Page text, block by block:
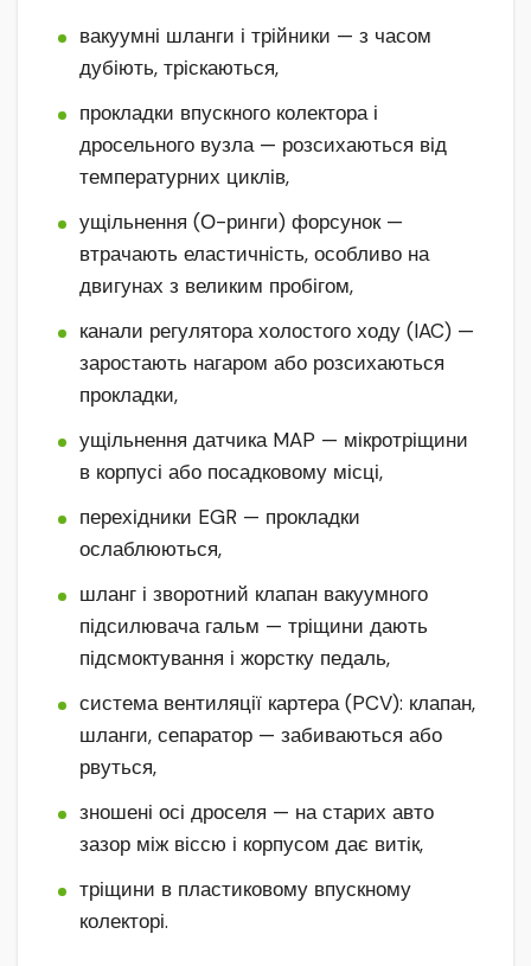
вакуумні шланги і трійники — з часом
дубіють, тріскаються,
прокладки впускного колектора і
дросельного вузла — розсихаються від
температурних циклів,
ущільнення (О-ринги) форсунок —
втрачають еластичність, особливо на
двигунах з великим пробігом,
канали регулятора холостого ходу (IAC) —
заростають нагаром або розсихаються
прокладки,
ущільнення датчика MAP — мікротріщини
в корпусі або посадковому місці,
перехідники EGR — прокладки
ослаблюються,
шланг і зворотний клапан вакуумного
підсилювача гальм — тріщини дають
підсмоктування і жорстку педаль,
система вентиляції картера (PCV): клапан,
шланги, сепаратор — забиваються або
рвуться,
зношені осі дроселя — на старих авто
зазор між віссю і корпусом дає витік,
тріщини в пластиковому впускному
колекторі.